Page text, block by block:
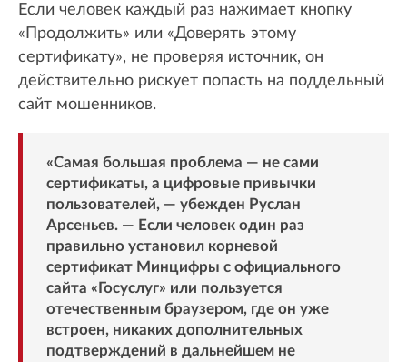
Если человек каждый раз нажимает кнопку
«Продолжить» или «Доверять этому
сертификату», не проверяя источник, он
действительно рискует попасть на поддельный
сайт мошенников.
«Самая большая проблема — не сами
сертификаты, а цифровые привычки
пользователей, — убежден Руслан
Арсеньев. — Если человек один раз
правильно установил корневой
сертификат Минцифры с официального
сайта «Госуслуг» или пользуется
отечественным браузером, где он уже
встроен, никаких дополнительных
подтверждений в дальнейшем не